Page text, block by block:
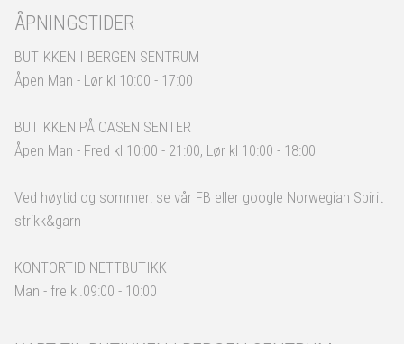
ÅPNINGSTIDER
BUTIKKEN I BERGEN SENTRUM
Åpen Man - Lør kl 10:00 - 17:00
BUTIKKEN PÅ OASEN SENTER
Åpen Man - Fred kl 10:00 - 21:00, Lør kl 10:00 - 18:00
Ved høytid og sommer: se vår FB eller google Norwegian Spirit
strikk&garn
KONTORTID NETTBUTIKK
Man - fre kl.09:00 - 10:00